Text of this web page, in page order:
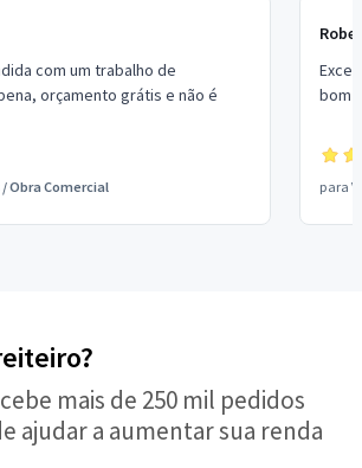
com um trabalho de
orçamento grátis e não é
/Obra Comercial
bom
para
mais de 250 mil pedidos
ajudar a aumentar sua renda